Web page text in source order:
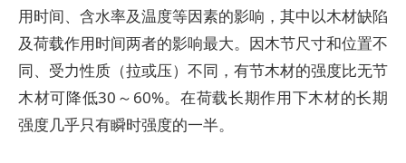
用时间、含水率及温度等因素的影响，其中以木材缺陷
及荷载作用时间两者的影响最大。因木节尺寸和位置不
同、受力性质（拉或压）不同，有节木材的强度比无节
木材可降低30～60%。在荷载长期作用下木材的长期
强度几乎只有瞬时强度的一半。